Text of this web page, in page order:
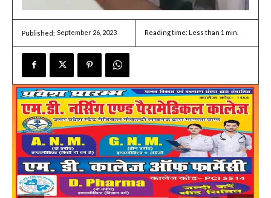
Published: September 26, 2023 Reading time: Less than 1 min.